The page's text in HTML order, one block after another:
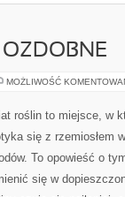
OZDOBNE
MOŻLIWOŚĆ
roślin to miejsce, w
się z rzemiosłem
To opowieść o
się w